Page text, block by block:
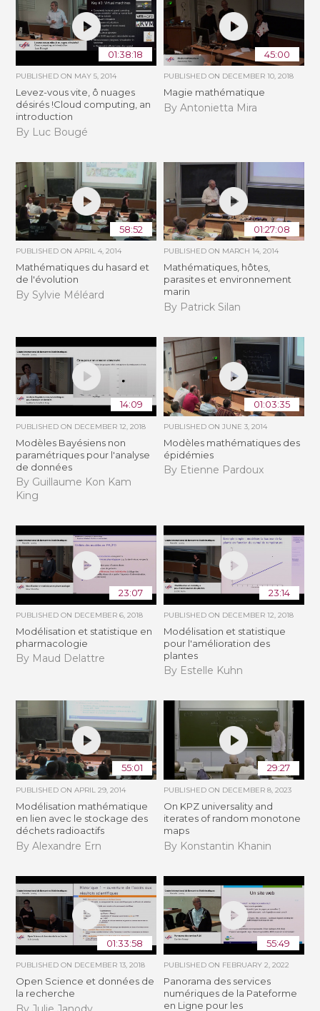
01:38:18
PUBLISHED ON MAY 5, 2014
Levez-vous vite, ô nuages
désirés !Cloud computing, an
introduction
By Luc Bougé
45:00
PUBLISHED ON DECEMBER 10, 2018
Magie mathématique
By Antonietta Mira
58:52
PUBLISHED ONAPRIL 4, 2014
Mathématiques du hasard et
de l'évolution
By Sylvie Méléard
01:27:08
PUBLISHED ON MARCH 14, 2014
Mathématiques, hôtes,
parasites et environnement
marin
By Patrick Silan
14:09
PUBLISHED ON DECEMBER 12, 2018
Modèles Bayésiens non
paramétriques pour l'analyse
de données
By Guillaume Kon Kam
King
01:03:35
PUBLISHED ON JUNE 3, 2014
Modèles mathématiques des
épidémies
By Etienne Pardoux
23:07
PUBLISHED ON DECEMBER 6, 2018
Modélisation et statistique en
pharmacologie
By Maud Delattre
23:14
PUBLISHED ON DECEMBER 12, 2018
Modélisation et statistique
pour l'amélioration des
plantes
By Estelle Kuhn
55:01
PUBLISHED ONAPRIL 29, 2014
Modélisation mathématique
en lien avec le stockage des
déchets radioactifs
By Alexandre Ern
29:27
PUBLISHED ON DECEMBER 8, 2023
On KPZ universality and
iterates of random monotone
maps
By Konstantin Khanin
01:33:58
PUBLISHED ON DECEMBER 13, 2018
Open Science et données de
la recherche
55:49
PUBLISHED ON FEBRUARY 2, 2022
Panorama des services
numériques de la Pateforme
en Ligne pour les